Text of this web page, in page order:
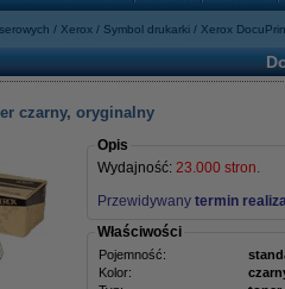
Xerox Symbol drukarki Xerox
czarny, oryginalny
Opis
Wydajność: 23.000 stron.
Przewidywany termin
Właściwości
Pojemność:
Kolor: